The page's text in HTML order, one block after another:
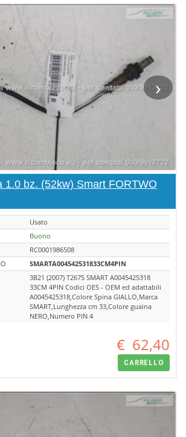
›
1.0 bz. (52kw) Smart FORTWO
Usato
Buono
RC0001986508
SMARTA004542531833CM4PIN
3B21 (2007) T2675 SMART A0045425318
33CM 4PIN Codici OES - OEM ed adattabili
A0045425318,Colore Spina GIALLO,Marca
SMART,Lunghezza cm 33,Colore guaina
NERO,Numero PIN 4
€ 62,40
CARRELLO